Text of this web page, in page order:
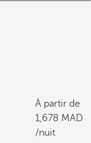
À partir de
1,678
/nuit